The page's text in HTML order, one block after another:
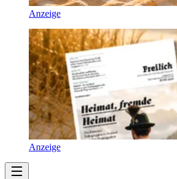
Anzeige
Anzeige